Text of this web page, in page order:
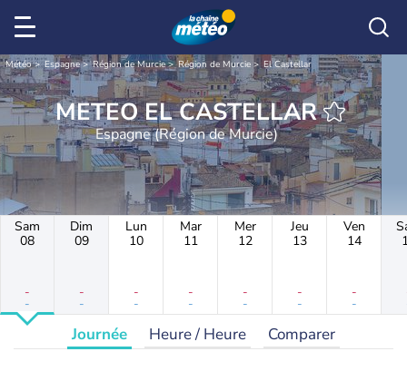
Météo Espagne Région de Murcie Région de Murcie El Castellar
METEO EL CASTELLAR
Espagne (Région de Murcie)
Sam
08
-
-
Dim
09
-
-
Lun
10
-
-
Mar
11
-
-
Mer
12
-
-
Jeu
13
-
-
Ven
14
-
-
Journée Heure / Heure Comparer